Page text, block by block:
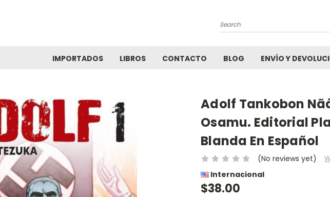
Search
IMPORTADOS LIBROS CONTACTO BLOG ENVÍO Y
Adolf Tankobon
Osamu. Editorial
Blanda En Español
(No reviews yet)
Internacional
$38.00